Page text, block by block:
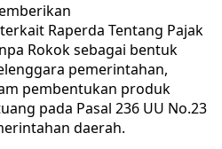
Raperda Tentang Pajak
Rokok sebagai bentuk
pemerintahan,
pembentukan produk
pada Pasal 236 UU No.23
daerah.